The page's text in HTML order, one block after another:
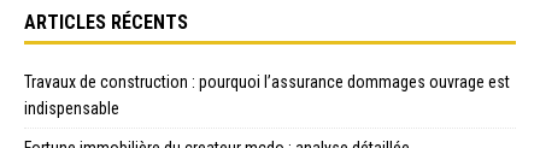
ARTICLES RÉCENTS
Travaux de construction : pourquoi l’assurance dommages ouvrage est
indispensable